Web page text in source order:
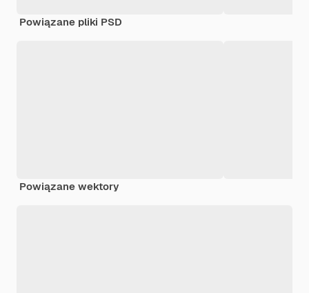
Powiązane pliki PSD
Powiązane wektory